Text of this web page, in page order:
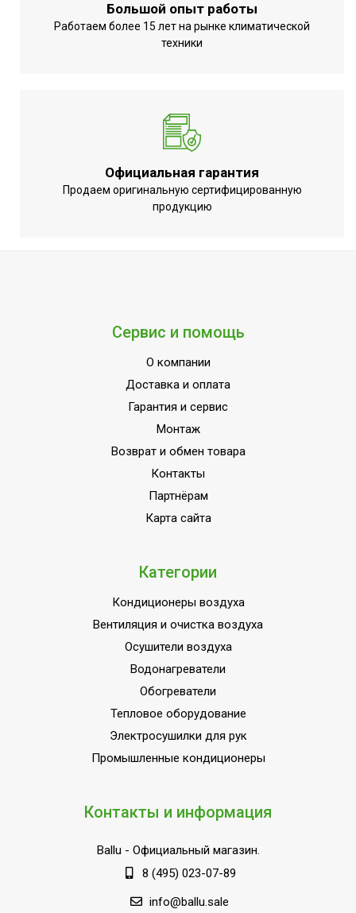
Мощность кондиционера
9 700
Регулировка положения
Да
Индикация температуры
Нет
Работа с умным домом
Да
Уровень шума внутр.
R410a
Доп.опция
Генератор холодной
Нет
Макс. поддерживаемая
32
Мин. производительность
2,9
Макс. уровень шума
49
Цвет корпуса внутр. блока
Мин. поддерживаемая
16
Соединительный кабель
для Wi-Fi модуля
В комплекте
Мин. производительность
Установка реального
Нет
Эффективен для помещ.
Большой опыт работы
Работаем более 15 лет на рынке климатической
техники
Официальная гарантия
Продаем оригинальную сертифицированную
продукцию
Сервис и помощь
О компании
Доставка и оплата
Гарантия и сервис
Монтаж
Возврат и обмен товара
Контакты
Партнёрам
Карта сайта
Категории
Кондиционеры воздуха
Вентиляция и очистка воздуха
Осушители воздуха
Водонагреватели
Обогреватели
Тепловое оборудование
Электросушилки для рук
Промышленные кондиционеры
Контакты и информация
Ballu - Официальный магазин.
8 (495) 023-07-89
info@ballu.sale